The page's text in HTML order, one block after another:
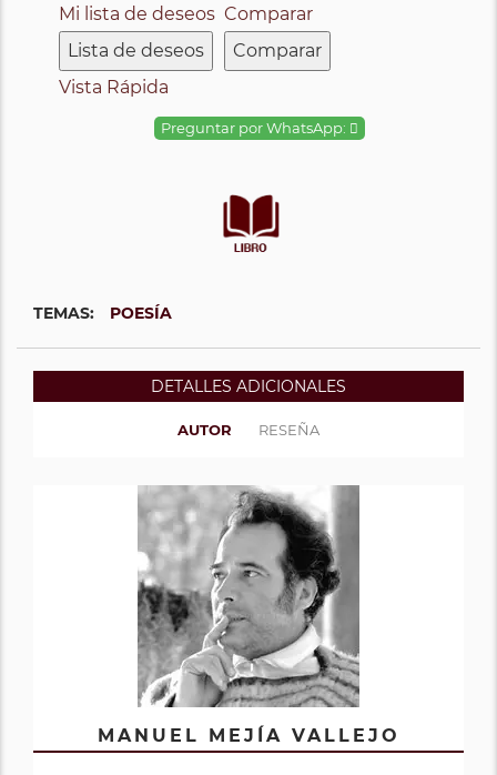
Mi lista de deseos
Lista de deseos
Comparar
Comparar
Vista Rápida
Preguntar por WhatsApp:
TEMAS: POESÍA
DETALLES ADICIONALES
AUTOR RESEÑA
MANUEL MEJÍA VALLEJO